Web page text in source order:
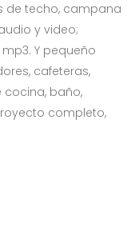
de techo, campana
y video;
Y pequeño
cafeteras,
cocina, baño,
completo,